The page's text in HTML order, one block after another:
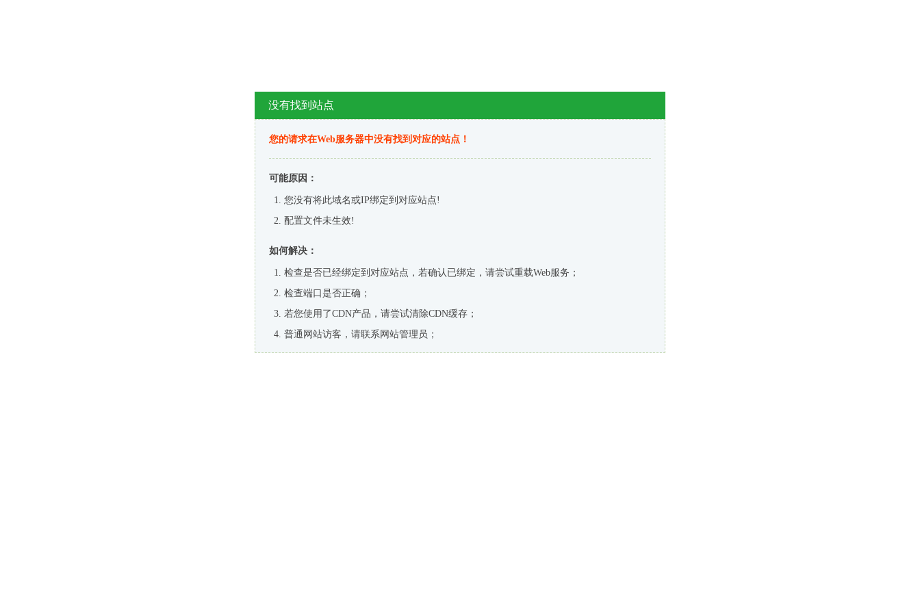
没有找到站点
您的请求在Web服务器中没有找到对应的站点！
可能原因：
您没有将此域名或IP绑定到对应站点!
配置文件未生效!
如何解决：
检查是否已经绑定到对应站点，若确认已绑定，请尝试重载Web服务；
检查端口是否正确；
若您使用了CDN产品，请尝试清除CDN缓存；
普通网站访客，请联系网站管理员；